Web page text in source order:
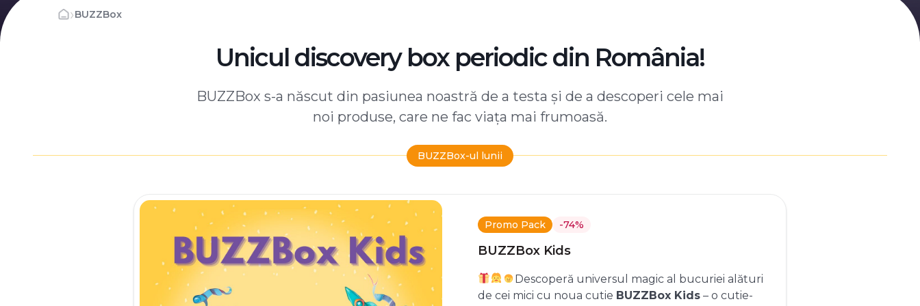
›BUZZBox
Unicul discovery box periodic din România!
BUZZBox s-a născut din pasiunea noastră de a testa și de a descoperi cele mai
noi produse, care ne fac viața mai frumoasă.
BUZZBox-ul lunii
Promo Pack -74%
BUZZBox Kids
Descoperă universul magic al bucuriei alături
de cei mici cu noua cutie BUZZBox Kids– o cutie-